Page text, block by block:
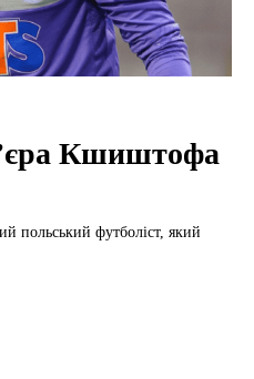
Кшиштофа
польський футболіст, який